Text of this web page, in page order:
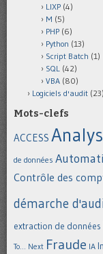
LIXP (4)
M (5)
PHP (6)
Python (13)
Script Batch (1)
SQL (42)
VBA (80)
Logiciels d'audit (23)
Mots-clefs
ACCESS
de données
Contrôle des
démarche
extraction de données
To... Next Fraude IA